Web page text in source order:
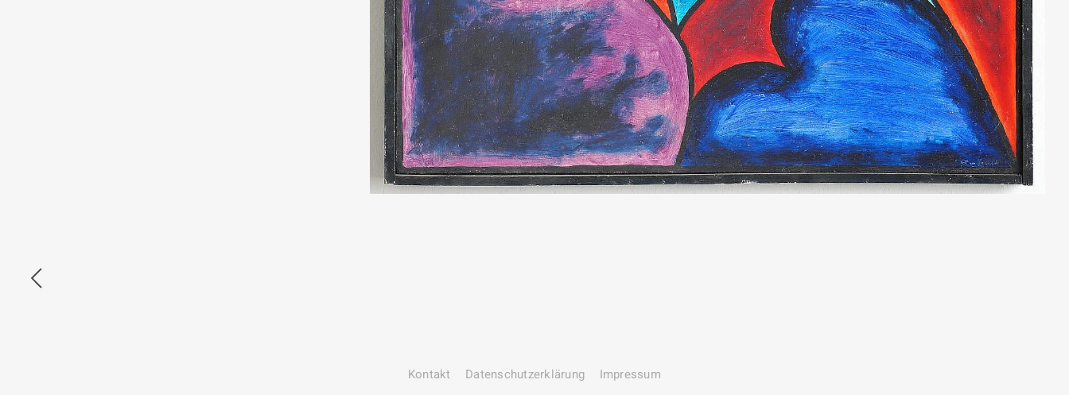
Kontakt Datenschutz­erklärung Impressum